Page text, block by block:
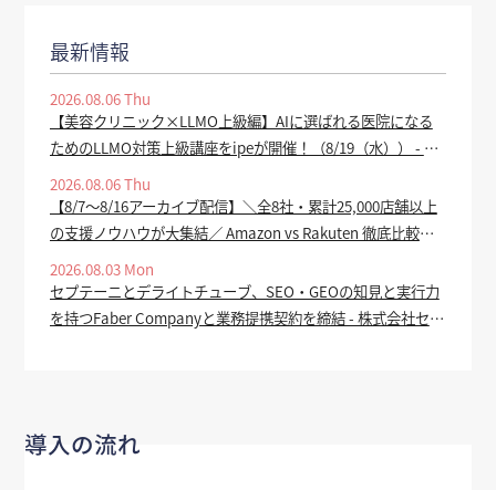
最新情報
2026.08.06 Thu
【美容クリニック×LLMO上級編】AIに選ばれる医院になる
ためのLLMO対策上級講座をipeが開催！（8/19（水）） - PR
2026.08.06 Thu
【8/7～8/16アーカイブ配信】＼全8社・累計25,000店舗以上
の支援ノウハウが大集結／ Amazon vs Rakuten 徹底比較
告・セール対策 ー - ECのミカタ
2026.08.03 Mon
セプテーニとデライトチューブ、SEO・GEOの知見と実行力
を持つFaber Companyと業務提携契約を締結 - 株式会社セプ
導入の流れ